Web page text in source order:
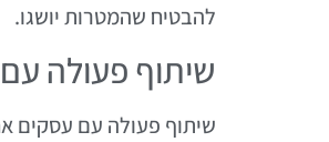
להבטיח שהמטרות יושגו.
שיתוף פעולה
שיתוף פעולה עם עסקים